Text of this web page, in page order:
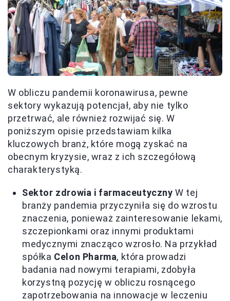
W obliczu pandemii koronawirusa, pewne
sektory wykazują potencjał, aby nie tylko
przetrwać, ale również rozwijać się. W
poniższym opisie przedstawiam kilka
kluczowych branż, które mogą zyskać na
obecnym kryzysie, wraz z ich szczegółową
charakterystyką.
Sektor zdrowia i farmaceutyczny W tej
branży pandemia przyczyniła się do wzrostu
znaczenia, ponieważ zainteresowanie lekami,
szczepionkami oraz innymi produktami
medycznymi znacząco wzrosło. Na przykład
spółka Celon Pharma, która prowadzi
badania nad nowymi terapiami, zdobyła
korzystną pozycję w obliczu rosnącego
zapotrzebowania na innowacje w leczeniu